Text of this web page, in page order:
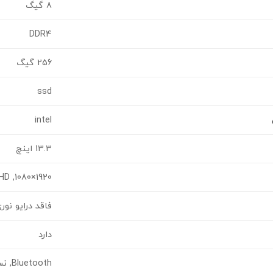
8 گیگ
DDR4
256 گیگ
ssd
intel
13.3 اینچ
1920×1080, FullHD
فاقد درایو
دارد
Bluetooth, نسخه بلوتوث:ورژن 5.0